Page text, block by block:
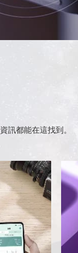
資訊都能在這找到。